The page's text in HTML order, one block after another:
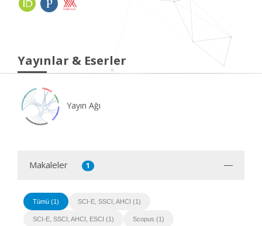
Yayınlar & Eserler
Yayın Ağı
Makaleler 1
Tümü (1) SCI-E, SSCI, AHCI (1)
SCI-E, SSCI, AHCI, ESCI (1) Scopus (1)